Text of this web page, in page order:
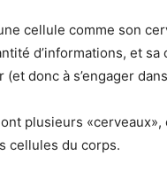
cellule comme son
d’informations, et
(et donc à s’engager
plusieurs
cellules du corps.